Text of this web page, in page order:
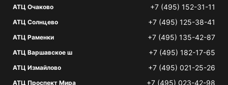
АТЦ Очаково +7 (495) 152-31-11
АТЦ Солнцево +7 (495) 125-38-41
АТЦ Раменки +7 (495) 135-42-87
АТЦ Варшавское ш +7 (495) 182-17-65
АТЦ Измайлово +7 (495) 021-25-26
АТЦ Проспект Мира +7 (495) 023-42-98